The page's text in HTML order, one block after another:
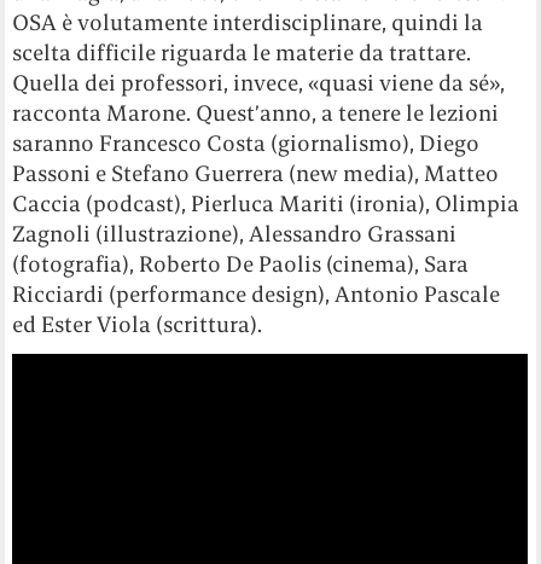
OSA è volutamente interdisciplinare, quindi la
scelta difficile riguarda le materie da trattare.
Quella dei professori, invece, «quasi viene da sé»,
racconta Marone. Quest’anno, a tenere le lezioni
saranno Francesco Costa (giornalismo), Diego
Passoni e Stefano Guerrera (new media), Matteo
Caccia (podcast), Pierluca Mariti (ironia), Olimpia
Zagnoli (illustrazione), Alessandro Grassani
(fotografia), Roberto De Paolis (cinema), Sara
Ricciardi (performance design), Antonio Pascale
ed Ester Viola (scrittura).